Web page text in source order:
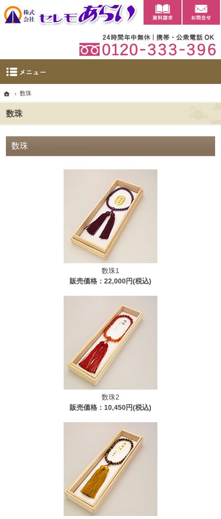
ホーム
数珠
数珠
太田市に自社斎場を完備。群馬県太田市・大泉町の葬儀・家族葬・葬祭なら当社へ。
【公式】群馬県太田市・大泉町の葬儀・家族葬・葬祭ならセレモあらい
数珠
数珠1
販売価格：22,000円(税込)
数珠2
販売価格：10,450円(税込)
資料請求